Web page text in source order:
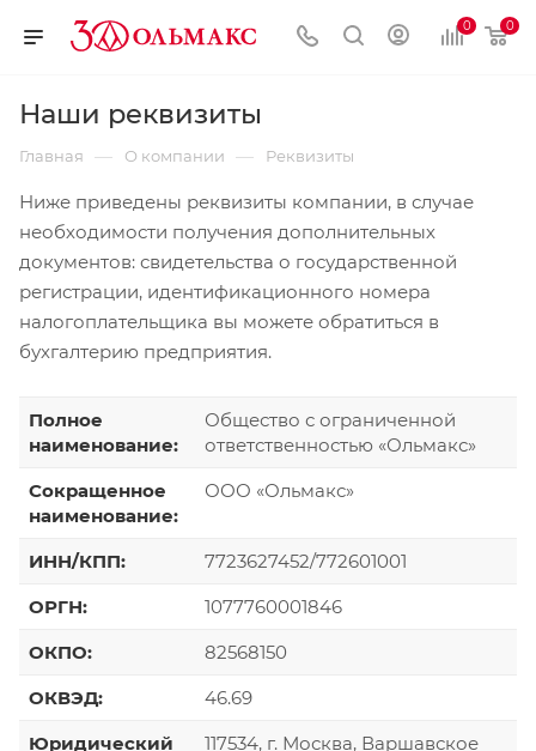
0 0
Наши реквизиты
Главная — О компании — Реквизиты
Ниже приведены реквизиты компании, в случае
необходимости получения дополнительных
документов: свидетельства о государственной
регистрации, идентификационного номера
налогоплательщика вы можете обратиться в
бухгалтерию предприятия.
Полное
наименование:
Общество с ограниченной
ответственностью «Ольмакс»
Сокращенное
наименование:
ООО «Ольмакс»
ИНН/КПП:
7723627452/772601001
ОРГН:
1077760001846
ОКПО:
82568150
ОКВЭД:
46.69
Юридический
117534, г. Москва, Варшавское